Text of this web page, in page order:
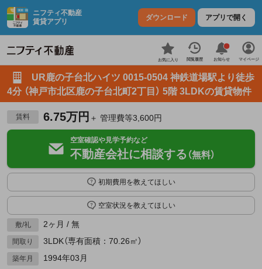
ニフティ不動産
賃貸アプリ
ダウンロード アプリで開く
お気に入り 閲覧履歴 お知らせ マイページ
UR鹿の子台北ハイツ 0015-0504 神鉄道場駅より徒歩
4分 （神戸市北区鹿の子台北町2丁目） 5階 3LDKの賃貸物件
賃料 6.75万円 ＋ 管理費等3,600円
空室確認や見学予約など
不動産会社に相談する （無料）
初期費用を教えてほしい
空室状況を教えてほしい
敷/礼 2ヶ月 / 無
間取り 3LDK（専有面積：70.26㎡）
築年月 1994年03月